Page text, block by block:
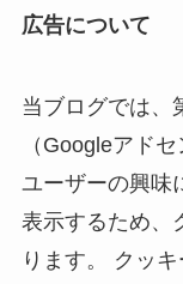
広告について
当ブログでは、
（Googleアド
ユーザーの興味
表示するため、
ります。 クッ